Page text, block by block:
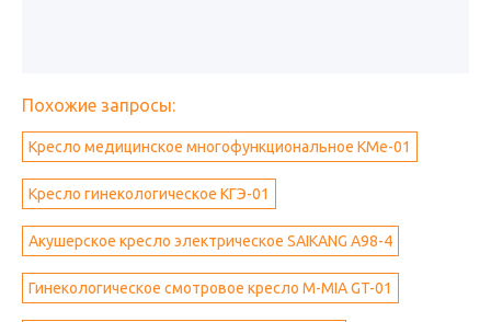
Похожие запросы:
Кресло медицинское многофункциональное КМе-01
Кресло гинекологическое КГЭ-01
Акушерское кресло электрическое SAIKANG A98-4
Гинекологическое смотровое кресло M-MIA GT-01